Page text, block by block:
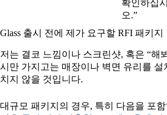
확인하십시
오.”
Glass 출시 전에 제가 요구할 RFI 패키지
저는 결코 느낌이나 스크린샷, 혹은 “해
시만 가지고는 매장이나 벽면 유리를 설
치지 않을 것입니다.
대규모 패키지의 경우, 특히 다음을 포